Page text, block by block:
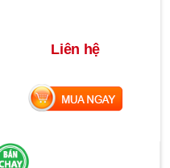
Liên hệ
MUA NGAY